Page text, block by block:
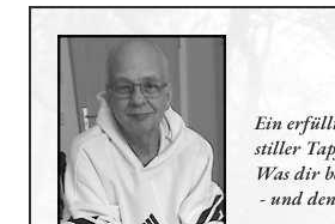
Ein
stiller
Was dir
- und